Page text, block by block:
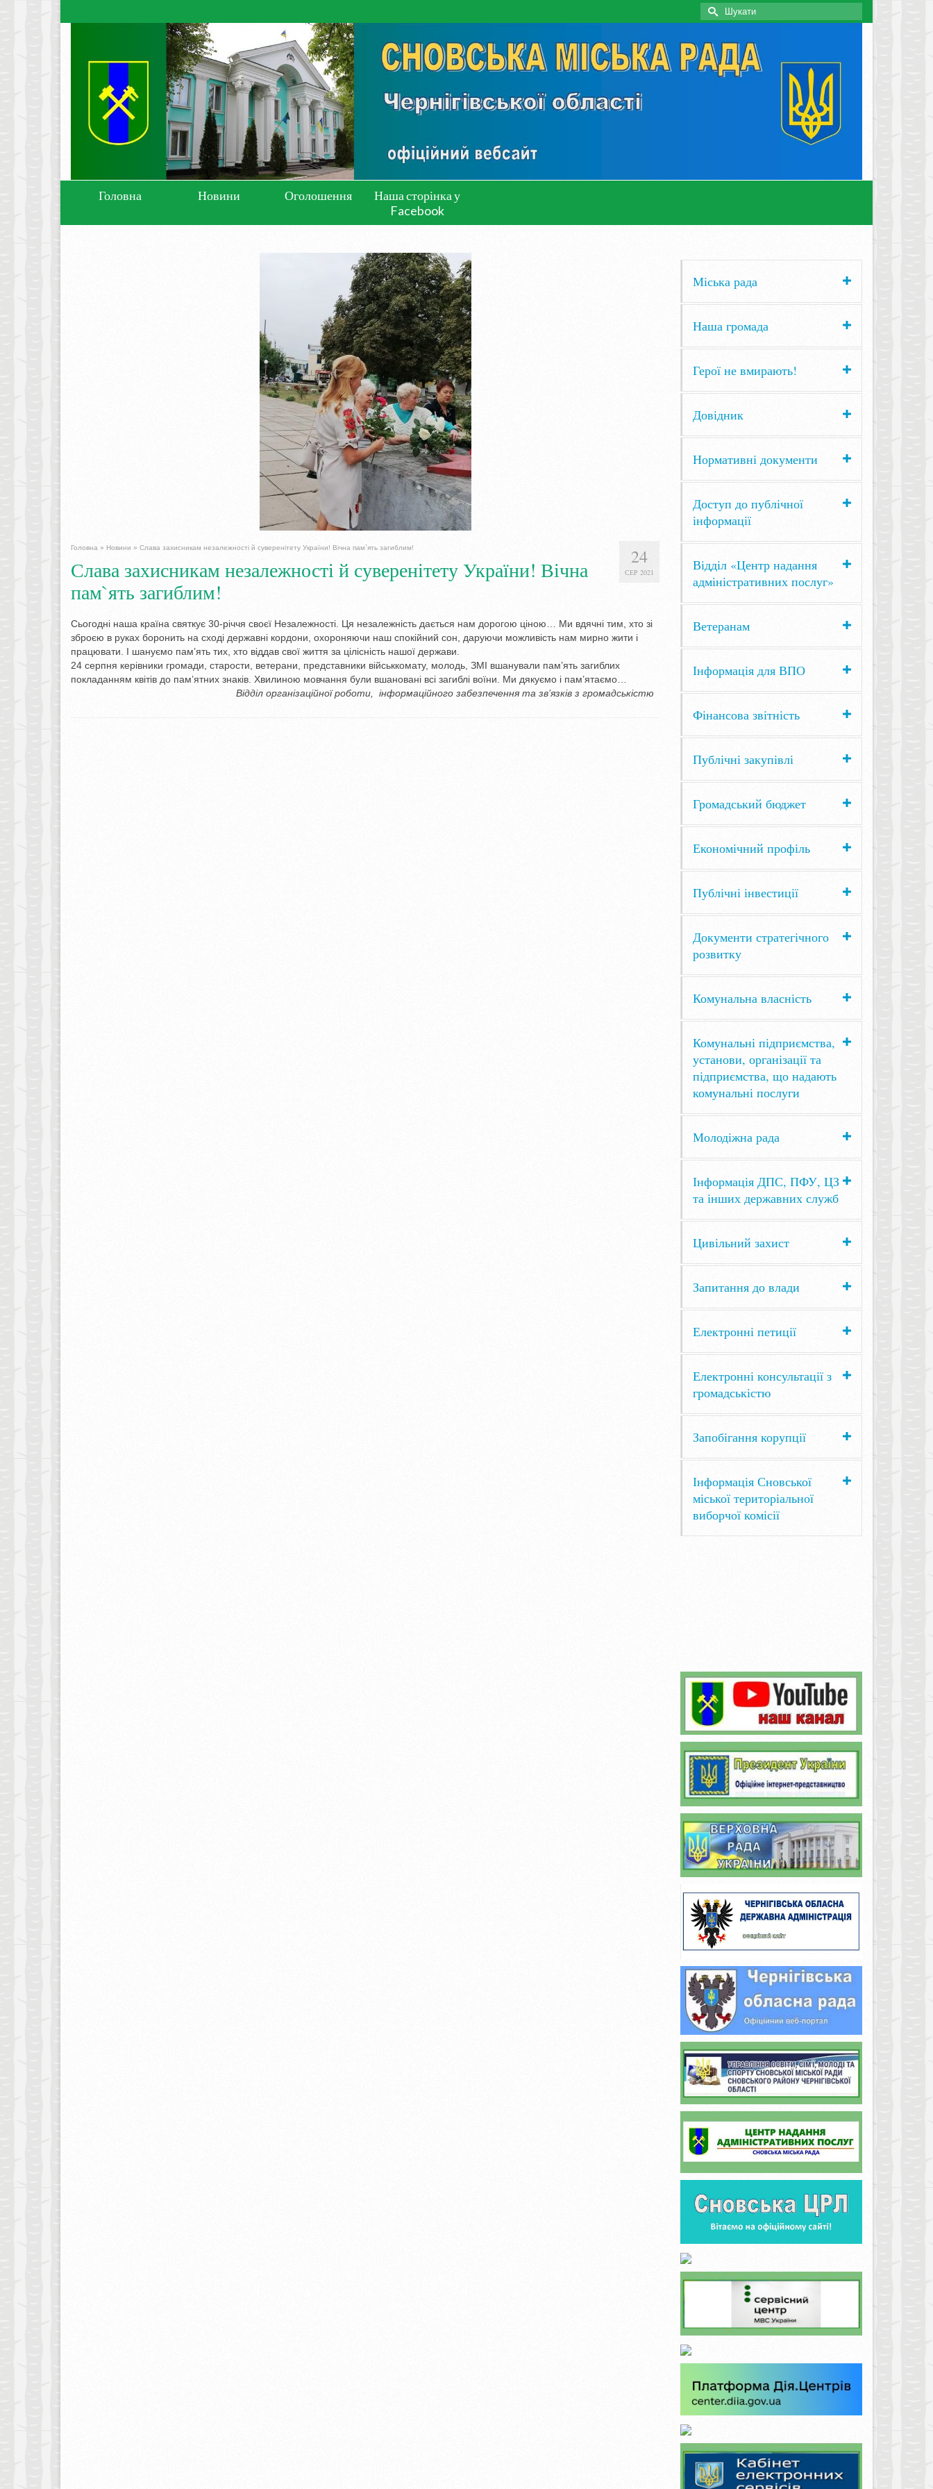
Search
for:
Головна Новини Оголошення
Наша сторінка у
Facebook
24
СЕР 2021
Головна » Новини » Слава захисникам незалежності й суверенітету України! Вічна пам`ять загиблим!
Слава захисникам незалежності й суверенітету України! Вічна
пам`ять загиблим!
Сьогодні наша країна святкує 30-річчя своєї Незалежності. Ця незалежність дається нам дорогою ціною… Ми вдячні тим, хто зі
зброєю в руках боронить на сході державні кордони, охороняючи наш спокійний сон, даруючи можливість нам мирно жити і
працювати. І шануємо пам’ять тих, хто віддав свої життя за цілісність нашої держави.
24 серпня керівники громади, старости, ветерани, представники військкомату, молодь, ЗМІ вшанували пам’ять загиблих
покладанням квітів до пам’ятних знаків. Хвилиною мовчання були вшановані всі загиблі воїни. Ми дякуємо і пам’ятаємо…
Відділ організаційної роботи,
інформаційного забезпечення та зв’язків з громадськістю
Міська рада
Наша громада
Герої не вмирають!
Довідник
Нормативні документи
Доступ до публічної
інформації
Відділ «Центр надання
адміністративних послуг»
Ветеранам
Інформація для ВПО
Фінансова звітність
Публічні закупівлі
Громадський бюджет
Економічний профіль
Публічні інвестиції
Документи стратегічного
розвитку
Комунальна власність
Комунальні підприємства,
установи, організації та
підприємства, що надають
комунальні послуги
Молодіжна рада
Інформація ДПС, ПФУ, ЦЗ
та інших державних служб
Цивільний захист
Запитання до влади
Електронні петиції
Електронні консультації з
громадськістю
Запобігання корупції
Інформація Сновської
міської територіальної
виборчої комісії